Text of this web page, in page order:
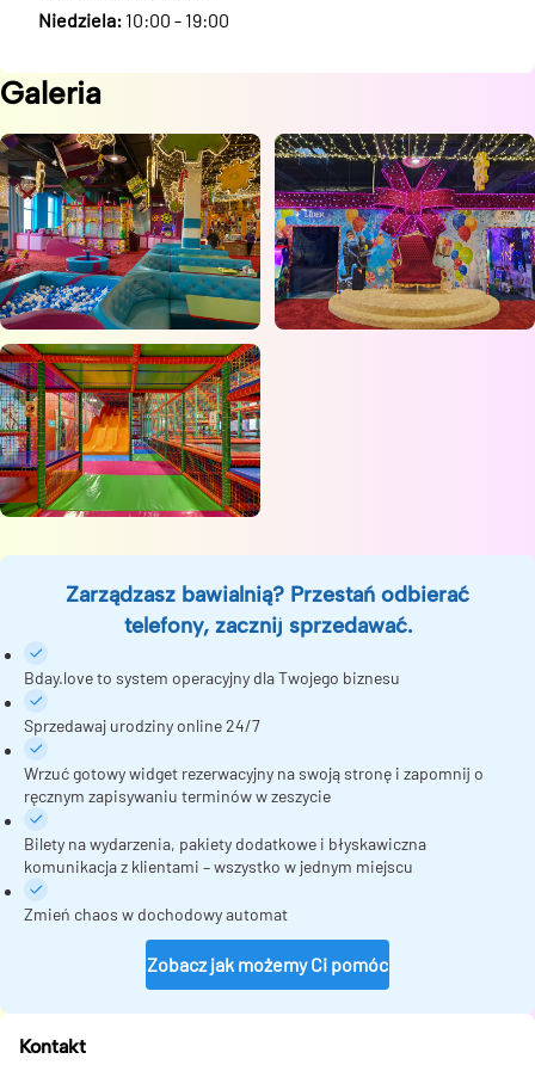
Niedziela: 10:00 - 19:00
Galeria
Zarządzasz bawialnią? Przestań odbierać
telefony, zacznij sprzedawać.
Bday.love to system operacyjny dla Twojego biznesu
Sprzedawaj urodziny online 24/7
Wrzuć gotowy widget rezerwacyjny na swoją stronę i zapomnij o
ręcznym zapisywaniu terminów w zeszycie
Bilety na wydarzenia, pakiety dodatkowe i błyskawiczna
komunikacja z klientami – wszystko w jednym miejscu
Zmień chaos w dochodowy automat
Zobacz jak możemy Ci pomóc
Kontakt